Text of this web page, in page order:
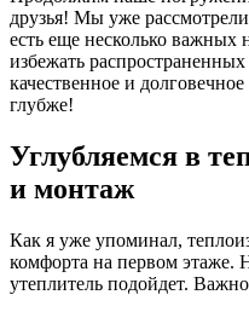
друзья! Мы уже
есть еще несколько важных
избежать
качественное и
глубже!
Углубляемся в
и монтаж
Как я уже упоминал,
комфорта на первом этаже.
утеплитель подойдет.